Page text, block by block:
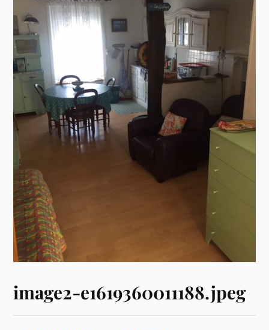
image2-e1619360011188.jpeg